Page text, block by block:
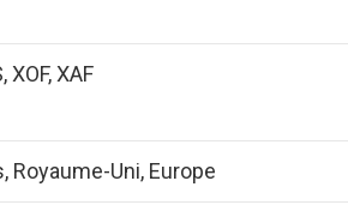
XOF, XAF
Royaume-Uni, Europe